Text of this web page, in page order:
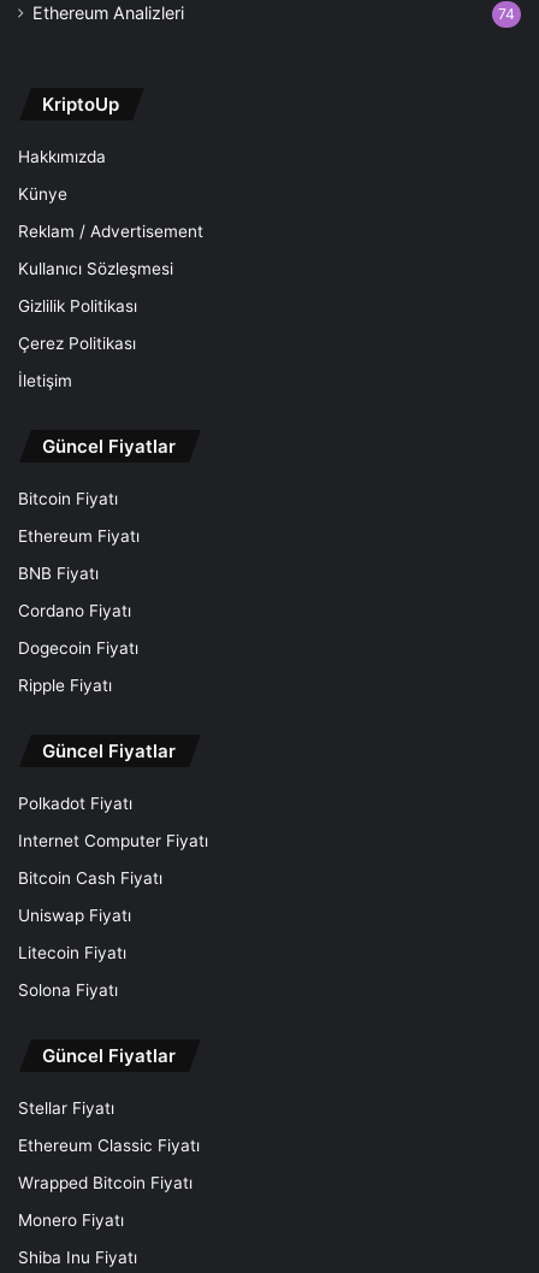
Ethereum Analizleri 74
KriptoUp
Hakkımızda
Künye
Reklam / Advertisement
Kullanıcı Sözleşmesi
Gizlilik Politikası
Çerez Politikası
İletişim
Güncel Fiyatlar
Bitcoin Fiyatı
Ethereum Fiyatı
BNB Fiyatı
Cordano Fiyatı
Dogecoin Fiyatı
Ripple Fiyatı
Güncel Fiyatlar
Polkadot Fiyatı
Internet Computer Fiyatı
Bitcoin Cash Fiyatı
Uniswap Fiyatı
Litecoin Fiyatı
Solona Fiyatı
Güncel Fiyatlar
Stellar Fiyatı
Ethereum Classic Fiyatı
Wrapped Bitcoin Fiyatı
Monero Fiyatı
Shiba Inu Fiyatı